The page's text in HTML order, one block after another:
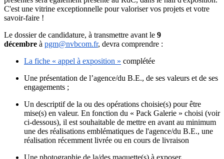
C'est une vitrine exceptionnelle pour valoriser vos projets et votre
savoir-faire !
Le dossier de candidature, à transmettre avant le 9
décembre à pgm@nvbcom.fr, devra comprendre :
La fiche « appel à exposition » complétée
Une présentation de l’agence/du B.E., de ses valeurs et de ses
engagements ;
Un descriptif de la ou des opérations choisie(s) pour être
mise(s) en valeur. En fonction du « Pack Galerie » choisi (voir
ci-dessous), il est souhaitable de mettre en avant au minimum
une des réalisations emblématiques de l'agence/du B.E., une
réalisation récemment livrée ou en cours de livraison